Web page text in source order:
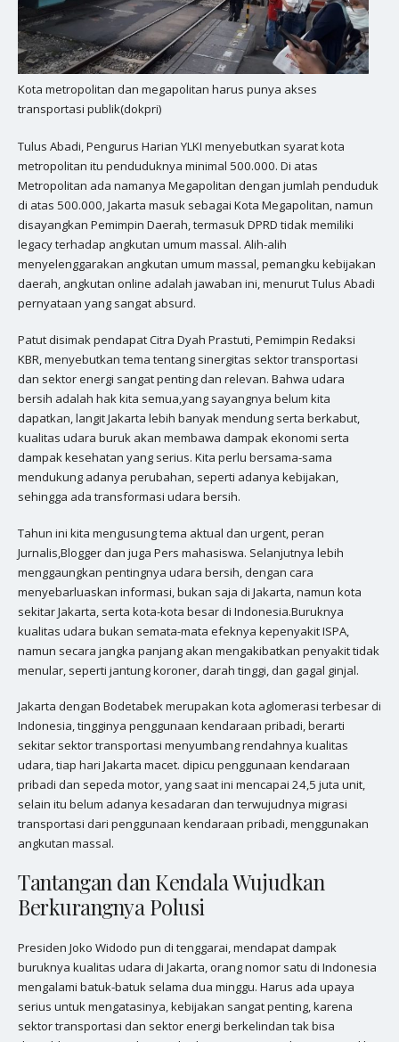
Kota metropolitan dan megapolitan harus punya akses
transportasi publik(dokpri)
Tulus Abadi, Pengurus Harian YLKI menyebutkan syarat kota
metropolitan itu penduduknya minimal 500.000. Di atas
Metropolitan ada namanya Megapolitan dengan jumlah penduduk
di atas 500.000, Jakarta masuk sebagai Kota Megapolitan, namun
disayangkan Pemimpin Daerah, termasuk DPRD tidak memiliki
legacy terhadap angkutan umum massal. Alih-alih
menyelenggarakan angkutan umum massal, pemangku kebijakan
daerah, angkutan online adalah jawaban ini, menurut Tulus Abadi
pernyataan yang sangat absurd.
Patut disimak pendapat Citra Dyah Prastuti, Pemimpin Redaksi
KBR, menyebutkan tema tentang sinergitas sektor transportasi
dan sektor energi sangat penting dan relevan. Bahwa udara
bersih adalah hak kita semua,yang sayangnya belum kita
dapatkan, langit Jakarta lebih banyak mendung serta berkabut,
kualitas udara buruk akan membawa dampak ekonomi serta
dampak kesehatan yang serius. Kita perlu bersama-sama
mendukung adanya perubahan, seperti adanya kebijakan,
sehingga ada transformasi udara bersih.
Tahun ini kita mengusung tema aktual dan urgent, peran
Jurnalis,Blogger dan juga Pers mahasiswa. Selanjutnya lebih
menggaungkan pentingnya udara bersih, dengan cara
menyebarluaskan informasi, bukan saja di Jakarta, namun kota
sekitar Jakarta, serta kota-kota besar di Indonesia.Buruknya
kualitas udara bukan semata-mata efeknya kepenyakit ISPA,
namun secara jangka panjang akan mengakibatkan penyakit tidak
menular, seperti jantung koroner, darah tinggi, dan gagal ginjal.
Jakarta dengan Bodetabek merupakan kota aglomerasi terbesar di
Indonesia, tingginya penggunaan kendaraan pribadi, berarti
sekitar sektor transportasi menyumbang rendahnya kualitas
udara, tiap hari Jakarta macet. dipicu penggunaan kendaraan
pribadi dan sepeda motor, yang saat ini mencapai 24,5 juta unit,
selain itu belum adanya kesadaran dan terwujudnya migrasi
transportasi dari penggunaan kendaraan pribadi, menggunakan
angkutan massal.
Tantangan dan Kendala Wujudkan
Berkurangnya Polusi
Presiden Joko Widodo pun di tenggarai, mendapat dampak
buruknya kualitas udara di Jakarta, orang nomor satu di Indonesia
mengalami batuk-batuk selama dua minggu. Harus ada upaya
serius untuk mengatasinya, kebijakan sangat penting, karena
sektor transportasi dan sektor energi berkelindan tak bisa